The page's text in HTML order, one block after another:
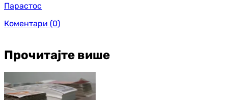
Парастос
Коментари (0)
Прочитајте више